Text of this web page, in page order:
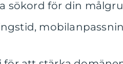
sökord för din